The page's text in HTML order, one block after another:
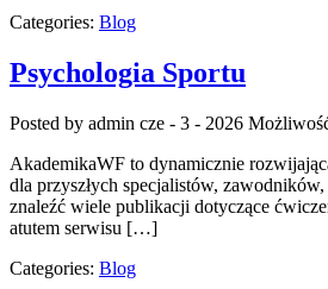
Categories: Blog
Psychologia Sportu
Posted by admin cze - 3 - 2026
AkademikaWF to dynamicznie
dla przyszłych specjalistów,
znaleźć wiele publikacji dotyczące
atutem serwisu […]
Categories: Blog